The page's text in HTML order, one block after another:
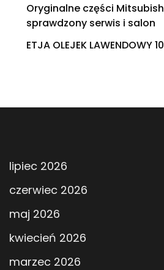
Oryginalne części
sprawdzony serwis i salon
ETJA OLEJEK LAWENDOWY
lipiec 2026
czerwiec 2026
maj 2026
kwiecień 2026
marzec 2026